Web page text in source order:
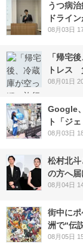
うつ病
ドライ
08月03日
「帰宅
トレス
08月01日
Google
ト「ジ
08月03日
松村北斗
の方へ届
08月04日
街中に
洲で“伝
08月05日